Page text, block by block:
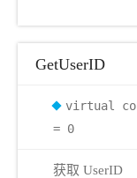
GetUserID
virtual
= 0
获取 UserID